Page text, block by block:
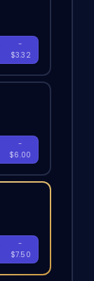
-
$3.32
-
$6.00
-
$7.50